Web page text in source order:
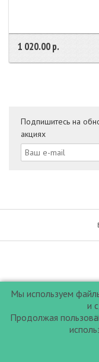
1 020.00 р.
Подпишитесь на
акциях
Мы используем
и
Продолжая